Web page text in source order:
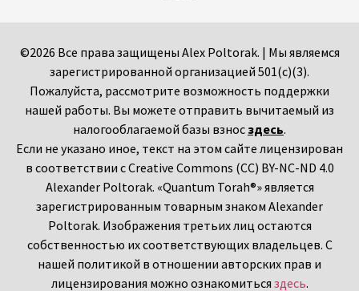
©2026 Все права защищены Alex Poltorak. | Мы являемся
зарегистрированной организацией 501(c)(3).
Пожалуйста, рассмотрите возможность поддержки
нашей работы. Вы можете отправить вычитаемый из
налогооблагаемой базы взнос здесь.
Если не указано иное, текст на этом сайте лицензирован
в соответствии с Creative Commons (CC) BY-NC-ND 4.0
Alexander Poltorak. «Quantum Torah®» является
зарегистрированным товарным знаком Alexander
Poltorak. Изображения третьих лиц остаются
собственностью их соответствующих владельцев. С
нашей политикой в отношении авторских прав и
лицензирования можно ознакомиться здесь.